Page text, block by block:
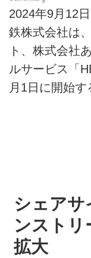
運営
利用
プラ
2024年9月12
鉄株式会社は
ト、株式会社
ルサービス「
月1日に開始す
シェアサ
ンストリ
拡大